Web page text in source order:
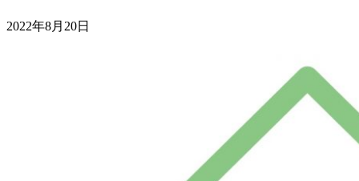
2022年8月20日